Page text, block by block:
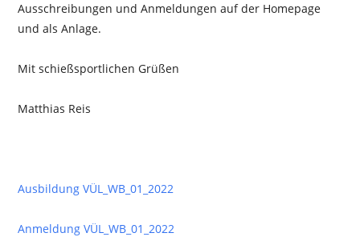
Ausschreibungen und Anmeldungen auf der Homepage
und als Anlage.
Mit schießsportlichen Grüßen
Matthias Reis
Ausbildung VÜL_WB_01_2022
Anmeldung VÜL_WB_01_2022